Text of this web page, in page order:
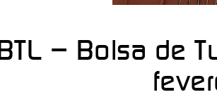
BTL – Bolsa de